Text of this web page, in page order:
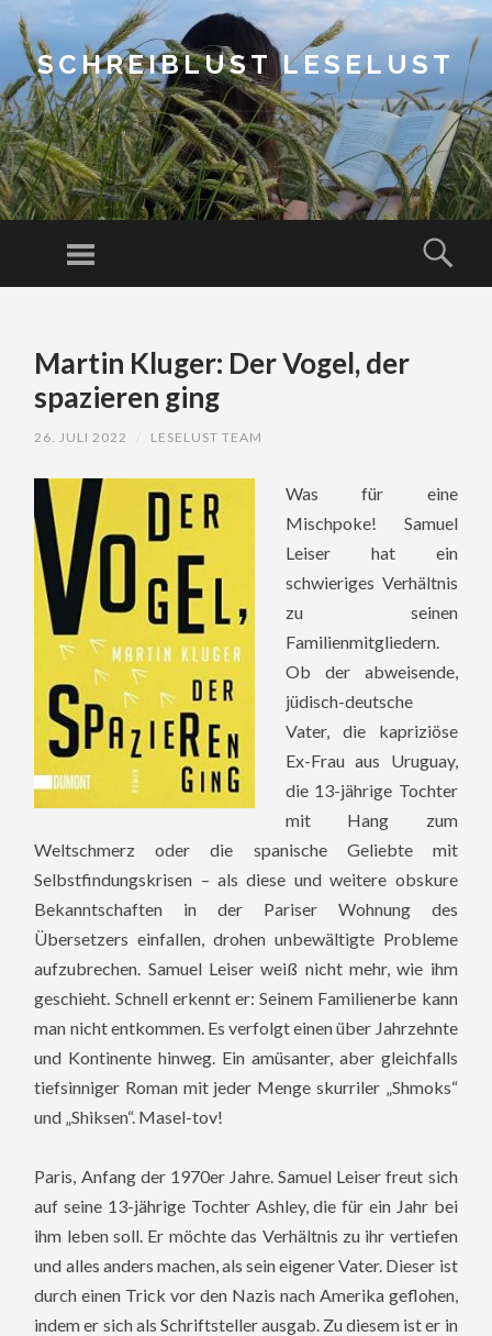
SCHREIBLUST LESELUST
Menu
CONTENTMartin Kluger: Der Vogel, der
spazieren ging
26. JULI 2022 LESELUST TEAM
Was für eine
Mischpoke! Samuel
Leiser hat ein
schwieriges Verhältnis
zu seinen
Familienmitgliedern.
Ob der abweisende,
jüdisch-deutsche
Vater, die kapriziöse
Ex-Frau aus Uruguay,
die 13-jährige Tochter
mit Hang zum
Weltschmerz oder die spanische Geliebte mit
Selbstfindungskrisen – als diese und weitere obskure
Bekanntschaften in der Pariser Wohnung des
Übersetzers einfallen, drohen unbewältigte Probleme
aufzubrechen. Samuel Leiser weiß nicht mehr, wie ihm
geschieht. Schnell erkennt er: Seinem Familienerbe kann
man nicht entkommen. Es verfolgt einen über Jahrzehnte
und Kontinente hinweg. Ein amüsanter, aber gleichfalls
tiefsinniger Roman mit jeder Menge skurriler „Shmoks“
und „Shiksen“. Masel-tov!
Paris, Anfang der 1970er Jahre. Samuel Leiser freut sich
auf seine 13-jährige Tochter Ashley, die für ein Jahr bei
ihm leben soll. Er möchte das Verhältnis zu ihr vertiefen
und alles anders machen, als sein eigener Vater. Dieser ist
durch einen Trick vor den Nazis nach Amerika geflohen,
indem er sich als Schriftsteller ausgab. Zu diesem ist er in